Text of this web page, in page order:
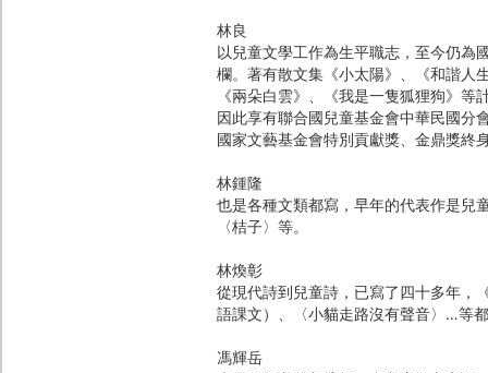
林良
以兒童文學工作為生平職志，至今仍為
欄。著有散文集《小太陽》、《和諧人
《兩朵白雲》、《我是一隻狐狸狗》
因此享有聯合國兒童基金會中華民國分
國家文藝基金會特別貢獻獎、金鼎獎終
林鍾隆
也是各種文類都寫，早年的代表作是兒
〈桔子〉等。
林煥彰
從現代詩到兒童詩，已寫了四十多年，
語課文）、〈小貓走路沒有聲音〉…等
馮輝岳